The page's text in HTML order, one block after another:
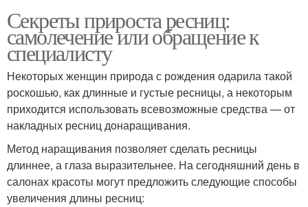
Секреты прироста ресниц:
самолечение или обращение к
специалисту
Некоторых женщин природа с рождения одарила такой
роскошью, как длинные и густые ресницы, а некоторым
приходится использовать всевозможные средства — от
накладных ресниц донаращивания.
Метод наращивания позволяет сделать ресницы
длиннее, а глаза выразительнее. На сегодняшний день в
салонах красоты могут предложить следующие способы
увеличения длины ресниц: